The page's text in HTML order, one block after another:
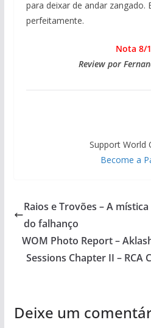
para deixar de andar zangado.
perfeitamente.
Nota 8/
Review por
Support World
Become a
Raios e Trovões – A
do falhanço
WOM Photo Report –
Sessions Chapter II – RCA
Deixe um